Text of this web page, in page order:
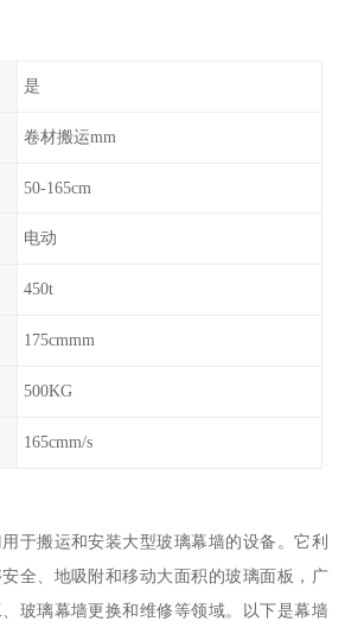
是
卷材搬运mm
50-165cm
电动
450t
175cmmm
500KG
165cmm/s
于搬运和安装大型玻璃幕墙的设备。它利
全、地吸附和移动大面积的玻璃面板，广
玻璃幕墙更换和维修等领域。以下是幕墙